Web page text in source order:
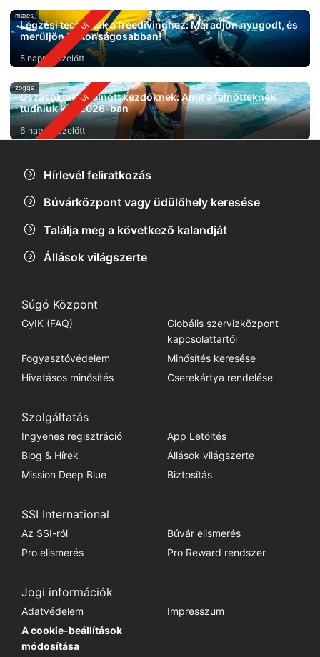
mares
Légzési technikák a freedivinghez: Maradjon nyugodt, és
merüljön biztonságosabban!
5 nappal ezelőtt
zoggs
Úszásoktatás felnőtt kezdőknek: Amit a felnőtteknek
tudniuk kell 2026-ban
6 nappal ezelőtt
Hírlevél feliratkozás
Búvárközpont vagy üdülőhely keresése
Találja meg a következő kalandját
Állások világszerte
Súgó Központ
GyIK (FAQ)
Globális szervizközpont
kapcsolattartói
Fogyasztóvédelem
Minősítés keresése
Hivatásos minősítés
Cserekártya rendelése
Szolgáltatás
Ingyenes regisztráció
App Letöltés
Blog & Hírek
Állások világszerte
Mission Deep Blue
Biztosítás
SSI International
Az SSI-ról
Búvár elismerés
Pro elismerés
Pro Reward rendszer
Jogi információk
Adatvédelem
Impresszum
A cookie-beállítások
módosítása